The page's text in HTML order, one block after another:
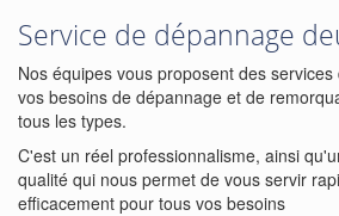
Service de dépannage
Nos équipes vous proposent des
vos besoins de dépannage et de
tous les types.
C'est un réel professionnalisme, ainsi
qualité qui nous permet de vous servir
efficacement pour tous vos besoins